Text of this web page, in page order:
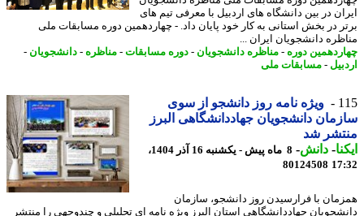
در بین دانشگاه های اردبیل با معرفی تیم های
در بخش استانی به کار خود پایان داد. - چهاردهمین دوره مسابقات ملی
دانشجویان ایران ...
دوره-مناظره دانشجویان-دوره مسابقات-مناظره-دانشجویان-
-مسابقات ملی
ویژه نامه روز دانشجو از سوی
دانشجویان جهاددانشگاهی البرز
شد
-دانش -
8 ماه پیش - یکشنبه 16 آذر 1404،
80124508
با فرارسیدن روز دانشجو، سازمان
جهاددانشگاهی استان البرز ویژه نامه ای تحلیلی و چندوجهی را منتشر